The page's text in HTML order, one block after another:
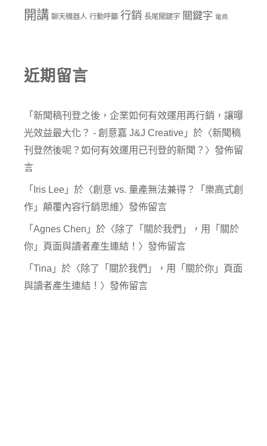
開講 聊天機器人 行動呼籲 行銷 長尾關鍵字 關鍵字 電商
近期留言
「 新聞稿刊登之後，企業如何有效運用再行銷，讓曝
光效益最大化？ - 創意嘉 J&J Creative 」於〈新聞稿
刊登然後呢？如何有效運用已刊登的新聞？ 〉發佈留
言
「 Iris Lee 」於〈創意 vs. 量產無法兼得？「樂高式創
作」顛覆內容行銷思維〉發佈留言
「 Agnes Chen 」於〈除了「關於我們」，用「關於
你」頁面與讀者產生連結！ 〉發佈留言
「 Tina 」於〈除了「關於我們」，用「關於你」頁面
與讀者產生連結！ 〉發佈留言